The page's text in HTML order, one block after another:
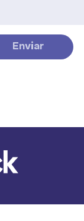
Enviar